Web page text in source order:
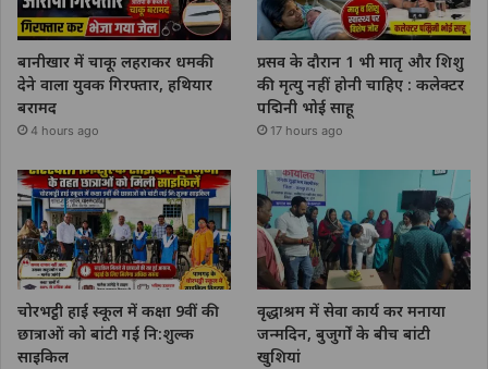
बानीखार में चाकू लहराकर धमकी
देने वाला युवक गिरफ्तार, हथियार
बरामद
4 hours ago
प्रसव के दौरान 1 भी मातृ और शिशु
की मृत्यु नहीं होनी चाहिए : कलेक्टर
पद्मिनी भोई साहू
17 hours ago
चोरभट्ठी हाई स्कूल में कक्षा 9वीं की
छात्राओं को बांटी गई नि:शुल्क
साइकिल
वृद्धाश्रम में सेवा कार्य कर मनाया
जन्मदिन, बुजुर्गों के बीच बांटी
खुशियां